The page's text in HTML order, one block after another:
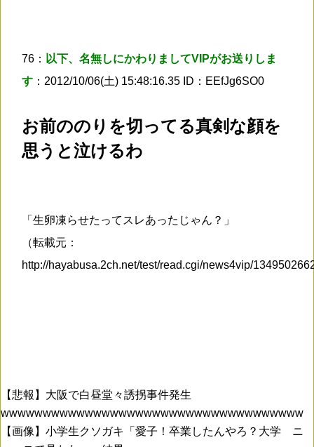
76： 以下、名無しにかわりましてVIPがお送りしま
す ：2012/10/06(土) 15:48:16.35 ID：EEfJg6SO0
お前ののりを切ってる真剣な顔を
思うと泣けるわ
「生卵凍らせたってスレあったじゃん？」
（転載元：
http://hayabusa.2ch.net/test/read.cgi/news4vip/
【悲報】大阪で白昼堂々誘拐事件発生
wwwwwwwwwwwwwwwwwwwwwwwwwwwwwwwwwwww
【画像】小学生クソガキ「愛子！卒業したんやろ？大学 ニ